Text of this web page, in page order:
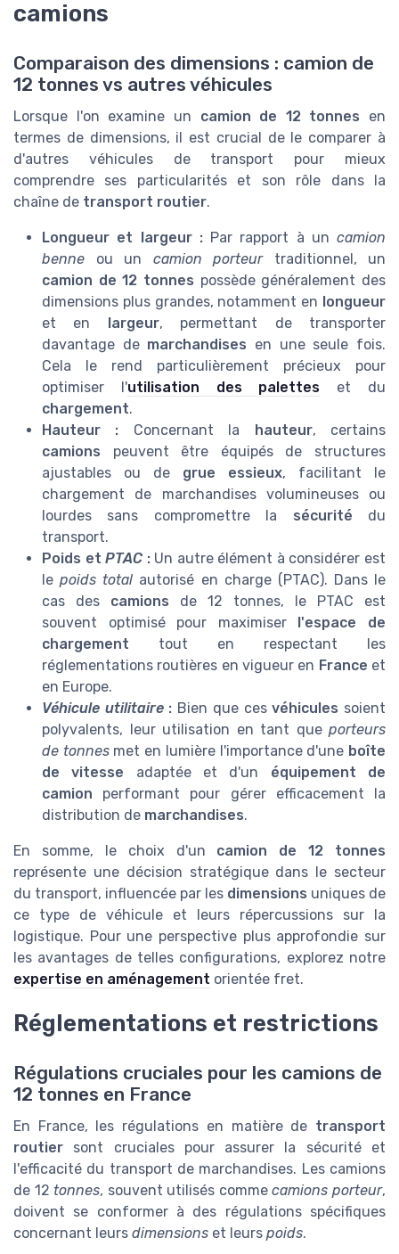
camions
Comparaison des dimensions : camion de
12 tonnes vs autres véhicules
Lorsque l'on examine un camion de 12 tonnes en
termes de dimensions, il est crucial de le comparer à
d'autres véhicules de transport pour mieux
comprendre ses particularités et son rôle dans la
chaîne de transport routier.
Longueur et largeur :Par rapport à un camion
benne ou un camion porteurtraditionnel, un
camion de 12 tonnes possède généralement des
dimensions plus grandes, notamment en longueur
et en largeur, permettant de transporter
davantage de marchandises en une seule fois.
Cela le rend particulièrement précieux pour
optimiser l'utilisation des palettes et du
chargement.
Hauteur : Concernant la hauteur, certains
camions peuvent être équipés de structures
ajustables ou de grue essieux, facilitant le
chargement de marchandises volumineuses ou
lourdes sans compromettre la sécurité du
transport.
Poids etPTAC :Un autre élément à considérer est
lepoids total autorisé en charge (PTAC). Dans le
cas des camions de 12 tonnes, le PTAC est
souvent optimisé pour maximiser l'espace de
chargement tout en respectant les
réglementations routières en vigueur en France et
en Europe.
Véhicule utilitaire: Bien que cesvéhicules soient
polyvalents, leur utilisation en tant que porteurs
de tonnesmet en lumière l'importance d'une boîte
de vitesse adaptée et d'un équipement de
camion performant pour gérer efficacement la
distribution de marchandises.
En somme, le choix d'un camion de 12 tonnes
représente une décision stratégique dans le secteur
du transport, influencée par les dimensions uniques de
ce type de véhicule et leurs répercussions sur la
logistique. Pour une perspective plus approfondie sur
les avantages de telles configurations, explorez notre
expertise en aménagement orientée fret.
Réglementations et restrictions
Régulations cruciales pour les camions de
12 tonnes en France
En France, les régulations en matière de transport
routier sont cruciales pour assurer la sécurité et
l'efficacité du transport de marchandises. Les camions
de 12 tonnes, souvent utilisés commecamions porteur,
doivent se conformer à des régulations spécifiques
concernant leurs dimensions et leurs poids.